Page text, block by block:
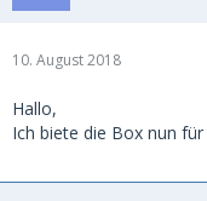
10. August 2018
Hallo,
Ich biete die Box nun